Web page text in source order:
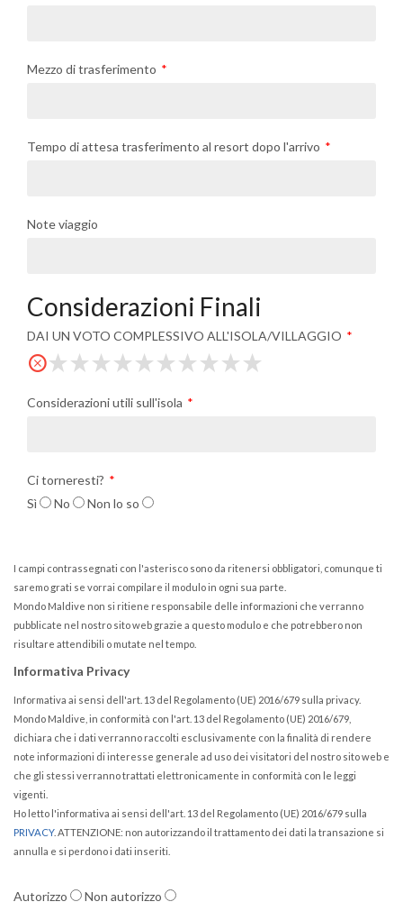
Mezzo di trasferimento
Tempo di attesa trasferimento al resort dopo l'arrivo
Note viaggio
Considerazioni Finali
DAI UN VOTO COMPLESSIVO ALL'ISOLA/VILLAGGIO
Considerazioni utili sull'isola
Ci torneresti?
Sì
No Non lo so
I campi contrassegnati con l'asterisco sono da ritenersi obbligatori, comunque ti
saremo grati se vorrai compilare il modulo in ogni sua parte.
Mondo Maldive non si ritiene responsabile delle informazioni che verranno
pubblicate nel nostro sito web grazie a questo modulo e che potrebbero non
risultare attendibili o mutate nel tempo.
Informativa Privacy
Informativa ai sensi dell'art. 13 del Regolamento (UE) 2016/679 sulla privacy.
Mondo Maldive, in conformità con l'art. 13 del Regolamento (UE) 2016/679,
dichiara che i dati verranno raccolti esclusivamente con la finalità di rendere
note informazioni di interesse generale ad uso dei visitatori del nostro sito web e
che gli stessi verranno trattati elettronicamente in conformità con le leggi
vigenti.
Ho letto l'informativa ai sensi dell'art. 13 del Regolamento (UE) 2016/679 sulla
PRIVACY. ATTENZIONE: non autorizzando il trattamento dei dati la transazione si
annulla e si perdono i dati inseriti.
Autorizzo Non autorizzo